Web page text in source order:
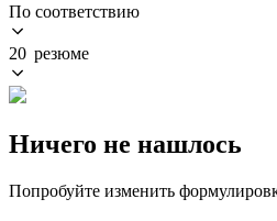
По соответствию
20 резюме
Ничего не нашлось
Попробуйте изменить